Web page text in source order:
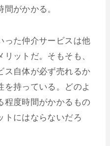
がかかる。
った仲介サービスは他
ットだ。そもそも、
ス自体が必ず売れるか
持っている。どのよ
程度時間がかかるもの
トにはならないだろ